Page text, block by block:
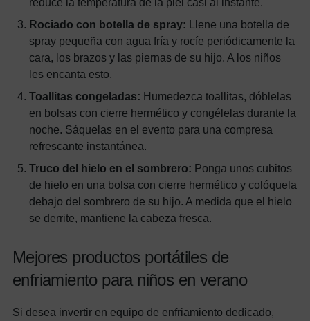
Rociado con botella de spray: Llene una botella de
spray pequeña con agua fría y rocíe periódicamente la
cara, los brazos y las piernas de su hijo. A los niños
les encanta esto.
Toallitas congeladas: Humedezca toallitas, dóblelas
en bolsas con cierre hermético y congélelas durante la
noche. Sáquelas en el evento para una compresa
refrescante instantánea.
Truco del hielo en el sombrero: Ponga unos cubitos
de hielo en una bolsa con cierre hermético y colóquela
debajo del sombrero de su hijo. A medida que el hielo
se derrite, mantiene la cabeza fresca.
Mejores productos portátiles de
enfriamiento para niños en verano
Si desea invertir en equipo de enfriamiento dedicado,